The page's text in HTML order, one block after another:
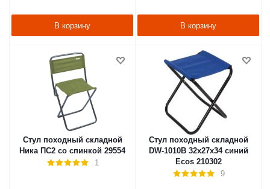
В корзину В корзину
Стул походный складной
Ника ПС2 со спинкой 29554
1
Стул походный складной
DW-1010B 32х27х34 синий
Ecos 210302
9